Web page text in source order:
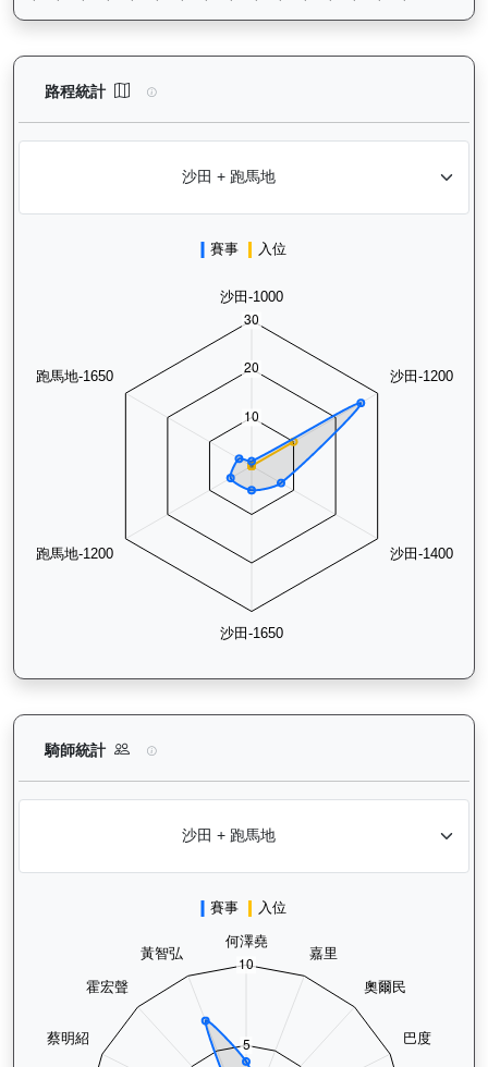
路程統計 日日獎（H283）— 路程統計分析：查看香港賽
騎師統計 日日獎（H283）— 騎師統計分析：查看各騎師